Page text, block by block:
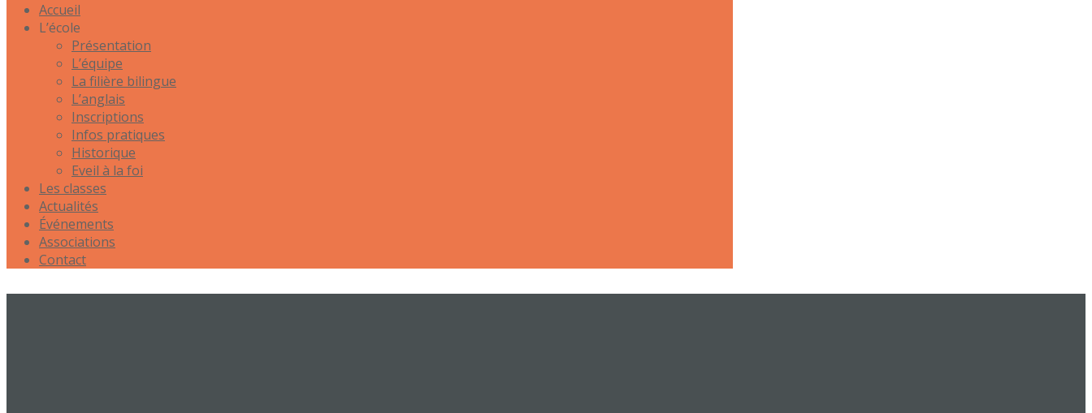
Accueil
L’école
Présentation
L’équipe
La filière bilingue
L’anglais
Inscriptions
Infos pratiques
Historique
Eveil à la foi
Les classes
Actualités
Événements
Associations
Contact